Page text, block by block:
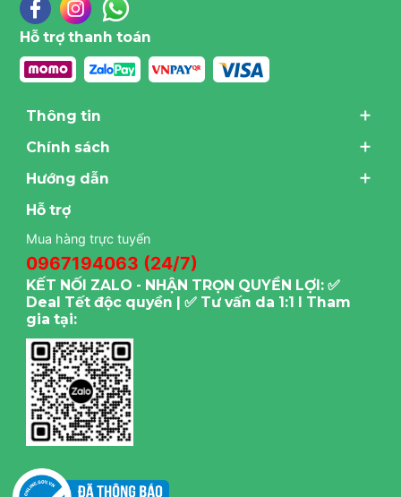
Hỗ trợ thanh toán
Thông tin
Chính sách
Hướng dẫn
Hỗ trợ
Mua hàng trực tuyến
0967194063 (24/7)
KẾT NỐI ZALO - NHẬN TRỌN QUYỀN LỢI: ✅
Deal Tết độc quyền | ✅ Tư vấn da 1:1 I Tham
gia tại: